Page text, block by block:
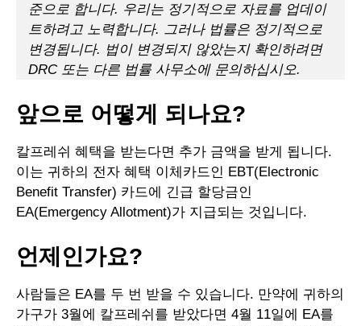
준으로 합니다. 우리는 정기적으로 자료를 업데이
트하려고 노력합니다. 그러나 법률은 정기적으로
변경됩니다. 법이 변경되지 않았는지 확인하려면
DRC 또는 다른 법률 사무소에 문의하십시오.
앞으로 어떻게 되나요?
칼프레쉬 혜택을 받는다면 추가 금액을 받게 됩니다.
이는 귀하의 전자 혜택 이체카드인 EBT(Electronic
Benefit Transfer) 카드에 긴급 할당금인
EA(Emergency Allotment)가 지급되는 것입니다.
언제인가요?
사람들은 EA를 두 번 받을 수 있습니다. 만약에 귀하의
가구가 3월에 칼프레쉬를 받았다면 4월 11일에 EA를